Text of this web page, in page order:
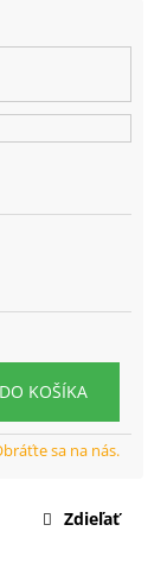
DO KOŠÍKA
Zdieľať